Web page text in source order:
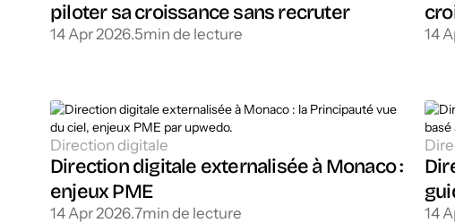
piloter sa croissance sans recruter
14 Apr 2026.5min de lecture 14
Direction digitale
Direction digitale externalisée à Monaco :
enjeux PME
14 Apr 2026.7min de lecture 14